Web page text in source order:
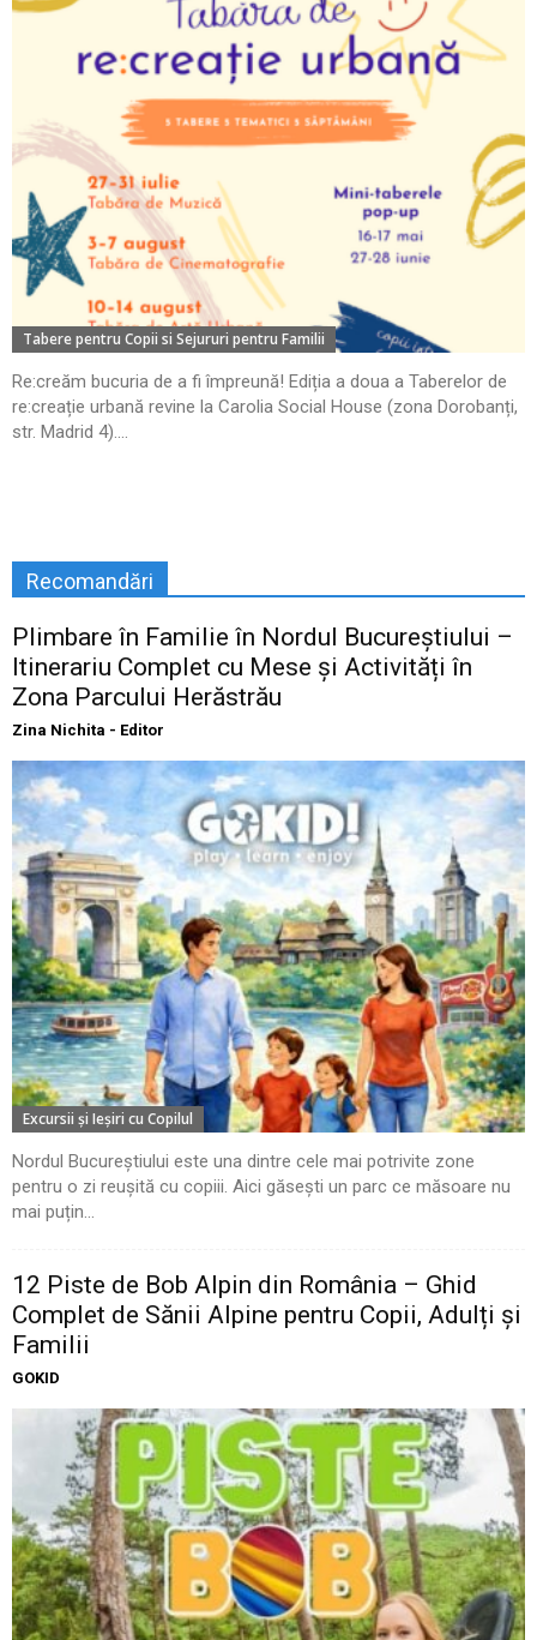
Tabere pentru Copii si Sejururi pentru Familii
Re:creăm bucuria de a fi împreună! Ediția a doua a Taberelor de
re:creație urbană revine la Carolia Social House (zona Dorobanți,
str. Madrid 4)....
Recomandări
Plimbare în Familie în Nordul Bucureștiului –
Itinerariu Complet cu Mese și Activități în
Zona Parcului Herăstrău
Zina Nichita - Editor
Excursii şi Ieşiri cu Copilul
Nordul Bucureștiului este una dintre cele mai potrivite zone
pentru o zi reușită cu copiii. Aici găsești un parc ce măsoare nu
mai puțin...
12 Piste de Bob Alpin din România – Ghid
Complet de Sănii Alpine pentru Copii, Adulți și
Familii
GOKID